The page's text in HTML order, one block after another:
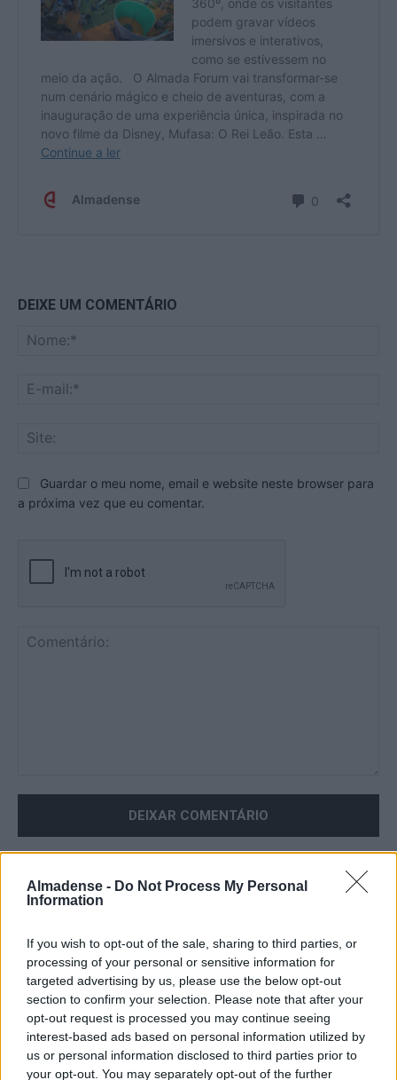
Almadense - Do Not Process My Personal
Information
If you wish to opt-out of the sale, sharing to third parties, or
processing of your personal or sensitive information for
targeted advertising by us, please use the below opt-out
section to confirm your selection. Please note that after your
opt-out request is processed you may continue seeing
interest-based ads based on personal information utilized by
us or personal information disclosed to third parties prior to
your opt-out. You may separately opt-out of the further
DEIXE UM COMENTÁRIO
Guardar o meu nome, email e website neste browser para
a próxima vez que eu comentar.
ARTIGO ANTERIOR
“Rua dos Presépios” está
celebrar o Natal
ARTIGO SEGUINTE
sábado
PUBLICIDADE
Últimas
Abate de árvores na Costa da Caparica